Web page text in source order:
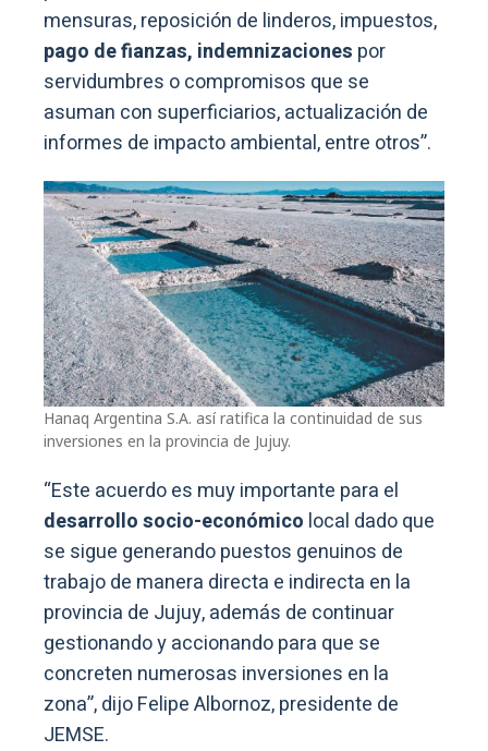
mensuras, reposición de linderos, impuestos,
pago de fianzas, indemnizaciones por
servidumbres o compromisos que se
asuman con superficiarios, actualización de
informes de impacto ambiental, entre otros”.
Hanaq Argentina S.A. así ratifica la continuidad de sus
inversiones en la provincia de Jujuy.
“Este acuerdo es muy importante para el
desarrollo socio-económico local dado que
se sigue generando puestos genuinos de
trabajo de manera directa e indirecta en la
provincia de Jujuy, además de continuar
gestionando y accionando para que se
concreten numerosas inversiones en la
zona”, dijo Felipe Albornoz, presidente de
JEMSE.